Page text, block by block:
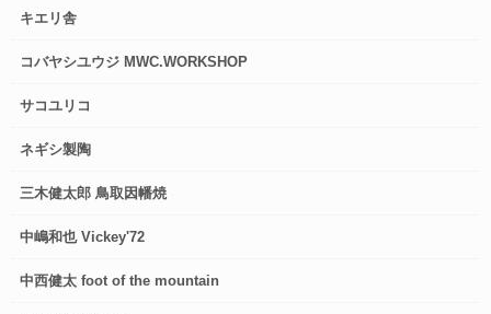
キエリ舎
コバヤシユウジ MWC.WORKSHOP
サコユリコ
ネギシ製陶
三木健太郎 鳥取因幡焼
中嶋和也 Vickey'72
中西健太 foot of the mountain